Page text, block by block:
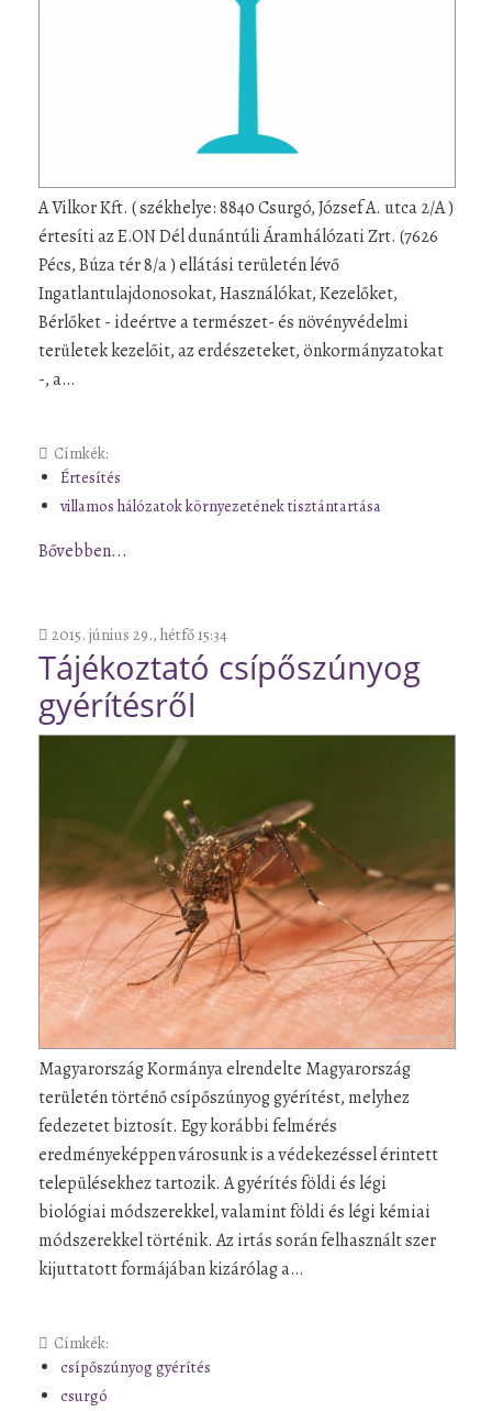
A Vilkor Kft. ( székhelye: 8840 Csurgó, József A. utca 2/A )
értesíti az E.ON Dél dunántúli Áramhálózati Zrt. (7626
Pécs, Búza tér 8/a ) ellátási területén lévő
Ingatlantulajdonosokat, Használókat, Kezelőket,
Bérlőket - ideértve a természet- és növényvédelmi
területek kezelőit, az erdészeteket, önkormányzatokat
-, a…
Címkék:
Értesítés
villamos hálózatok környezetének tisztántartása
Bővebben...
2015. június 29., hétfő 15:34
Tájékoztató csípőszúnyog
gyérítésről
Magyarország Kormánya elrendelte Magyarország
területén történő csípőszúnyog gyérítést, melyhez
fedezetet biztosít. Egy korábbi felmérés
eredményeképpen városunk is a védekezéssel érintett
településekhez tartozik. A gyérítés földi és légi
biológiai módszerekkel, valamint földi és légi kémiai
módszerekkel történik. Az irtás során felhasznált szer
kijuttatott formájában kizárólag a…
Címkék:
csípőszúnyog gyérítés
csurgó